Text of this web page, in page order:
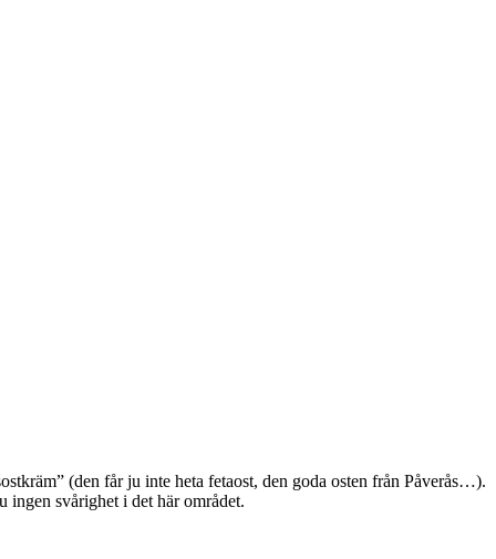
(den får ju inte heta fetaost, den goda osten från Påverås…).
ingen svårighet i det här området.